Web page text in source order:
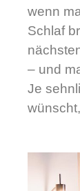
wenn
Schlaf
– und
Je